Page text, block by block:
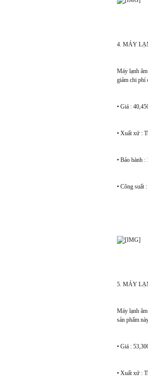
4. MÁY
Máy lạnh
giảm chi phí
• Giá :
• Xuất xứ :
• Bảo hành :
• Công suất
5. MÁY
Máy lạnh
sản phẩm
• Giá :
• Xuất xứ :